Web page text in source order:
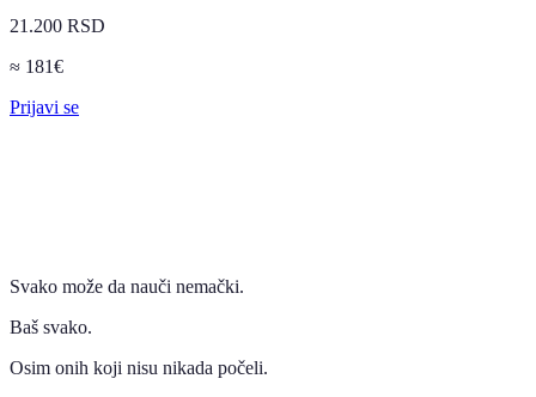
21.200 RSD
≈ 181€
Prijavi se
Svako može da nauči nemački.
Baš svako.
Osim onih koji nisu nikada počeli.